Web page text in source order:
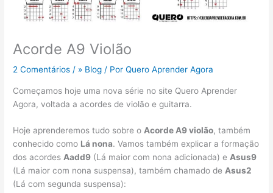
Acorde A9 Violão
2 Comentários / » Blog / PorQuero Aprender Agora
Começamos hoje uma nova série no site Quero Aprender
Agora, voltada a acordes de violão e guitarra.
Hoje aprenderemos tudo sobre oAcorde A9 violão, também
conhecido como Lá nona. Vamos também explicar a formação
dos acordesAadd9 (Lá maior com nona adicionada) eAsus9
(Lá maior com nona suspensa), também chamado deAsus2
(Lá com segunda suspensa):